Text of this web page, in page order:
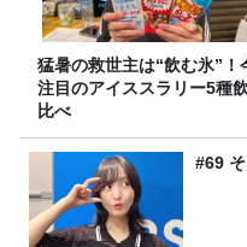
猛暑の救世主は“飲む氷”！
注目のアイススラリー5種
比べ
#69